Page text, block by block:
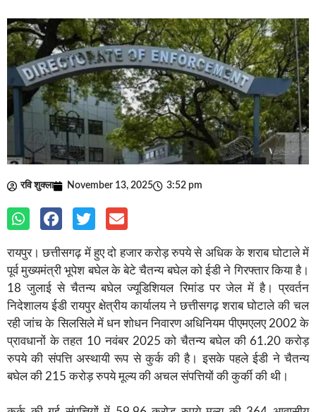
रवि शुक्ला November 13, 2025 3:52 pm
रायपुर। छत्तीसगढ़ में हुए दो हजार करोड़ रुपये से अधिक के शराब घोटाले में
पूर्व मुख्यमंत्री भूपेश बघेल के बेटे चैतन्य बघेल को ईडी ने गिरफ्तार किया है।
18 जुलाई से चैतन्य बघेल ज्यूडिशियल रिमांड पर जेल में है। प्रवर्तन
निदेशालय ईडी रायपुर क्षेत्रीय कार्यालय ने छत्तीसगढ़ शराब घोटाले की चल
रही जांच के सिलसिले में धन शोधन निवारण अधिनियम पीएमएलए 2002 के
प्रावधानों के तहत 10 नवंबर 2025 को चैतन्य बघेल की 61.20 करोड़
रुपये की संपत्ति अस्थायी रूप से कुर्क की है। इसके पहले ईडी ने चैतन्य
बघेल की 215 करोड़ रुपये मूल्य की अचल संपत्तियों की कुर्की की थी।